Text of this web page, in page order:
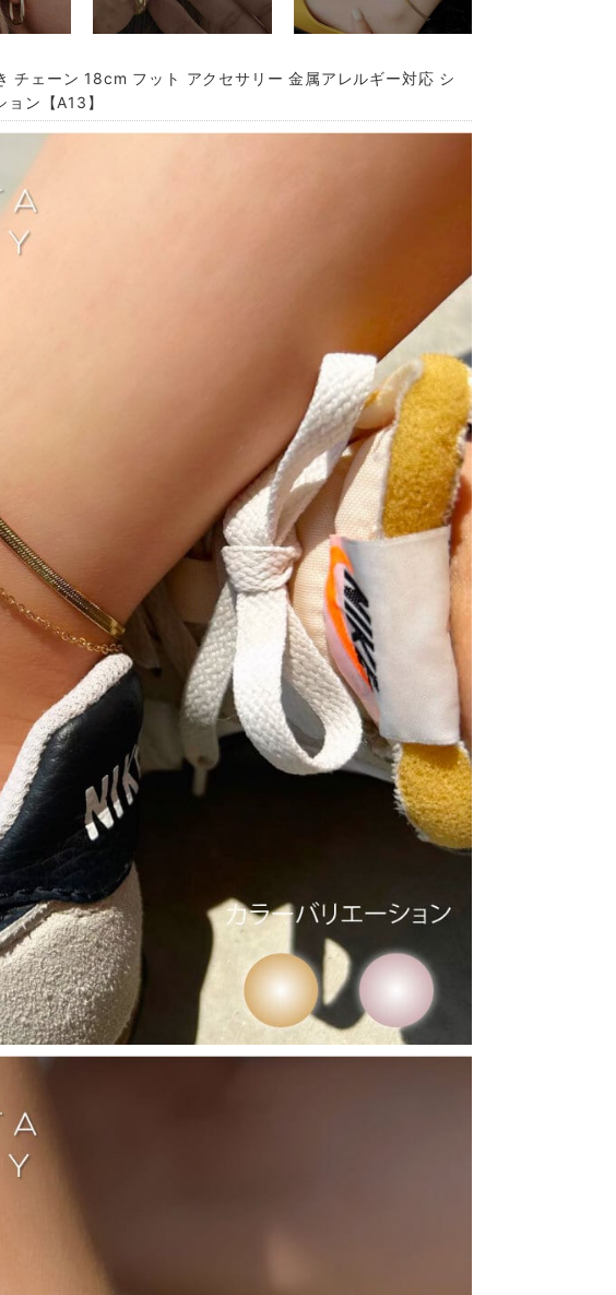
チェーン 18cm フット アクセサリー 金属アレルギー対応 シ
ン【A13】